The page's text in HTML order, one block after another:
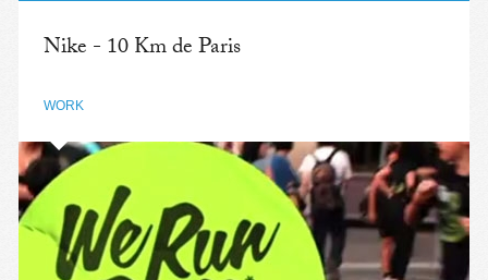
Nike - 10 Km de Paris
WORK